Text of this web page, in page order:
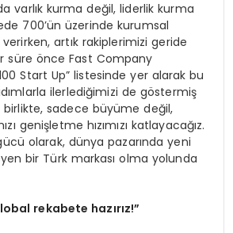
varlık kurma değil, liderlik kurma
700’ün üzerinde kurumsal
artık rakiplerimizi geride
süre önce Fast Company
Start Up” listesinde yer alarak bu
ilerlediğimizi de göstermiş
birlikte, sadece büyüme değil,
genişletme hızımızı katlayacağız.
olarak, dünya pazarında yeni
bir Türk markası olma yolunda
rekabete hazırız!”